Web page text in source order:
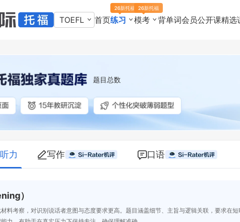
TOEFL 首页
26新托福
练习
26新托福
模考 背单词会员公开课精选
题目总数
听力 写作 口语
）
料考察，对识别说话者意图与态度要求更高。题目涵盖细节、主旨与逻辑关联，要求在